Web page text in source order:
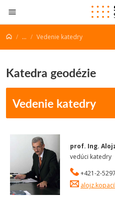
Prejsť na obsah
... Vedenie katedry
Katedra geodézie
Vedenie katedry
prof. Ing. Alojz
vedúci katedry
+421-2-